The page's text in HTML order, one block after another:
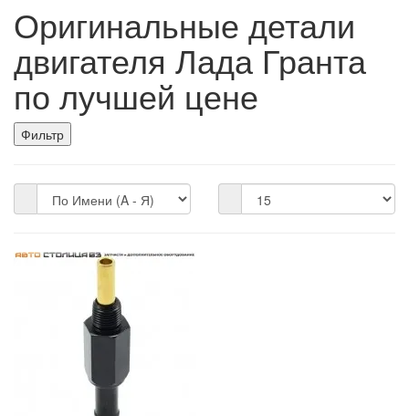
Оригинальные детали
двигателя Лада Гранта
по лучшей цене
Фильтр